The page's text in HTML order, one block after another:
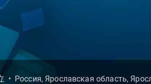
• Россия, Ярославская область,